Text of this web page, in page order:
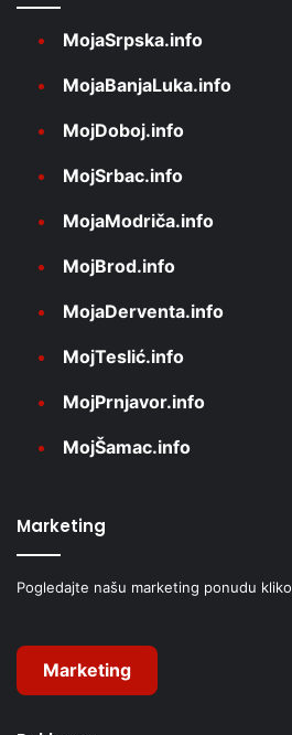
MojaSrpska.info
MojaBanjaLuka.info
MojDoboj.info
MojSrbac.info
MojaModriča.info
MojBrod.info
MojaDerventa.info
MojTeslić.info
MojPrnjavor.info
MojŠamac.info
Marketing
Pogledajte našu marketing ponudu
Marketing